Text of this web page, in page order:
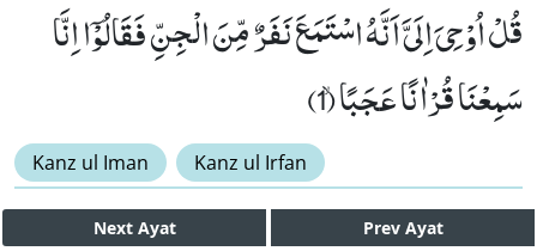
قُلْ اُوْحِیَ اِلَیَّ اَنَّهُ اسْتَمَعَ نَفَرٌ مِّنَ الْجِنِّ فَقَالُوْۤا اِنَّا
سَمِعْنَا قُرْاٰنًا عَجَبًاۙ (1)
Kanz ul Iman Kanz ul Irfan
Next Ayat Prev Ayat